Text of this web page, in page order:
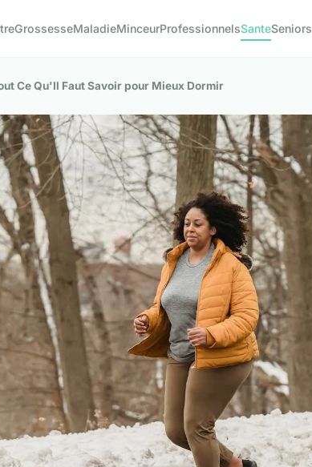
GrossesseMaladieMinceurProfessionnelsSanteSeniors
Ce Qu'Il Faut Savoir pour Mieux Dormir